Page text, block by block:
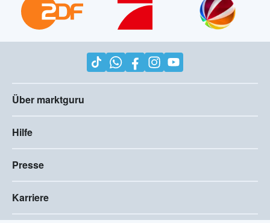
Über marktguru
Hilfe
Presse
Karriere